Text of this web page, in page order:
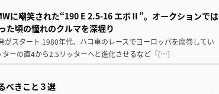
に嘲笑された“190 E 2.5-16 エボⅡ”。オークションでは
た頃の憧れのクルマを深堀り
がスタート 1980年代、ハコ車のレースでヨーロッパを席巻してい
ーの直4から2.5リッターへと進化させるなど「[…]
べきこと３選